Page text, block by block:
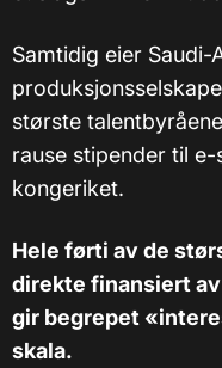
Samtidig eier Saudi-
største
rause stipender til
kongeriket.
Hele førti av de
direkte finansiert
gir begrepet
skala.